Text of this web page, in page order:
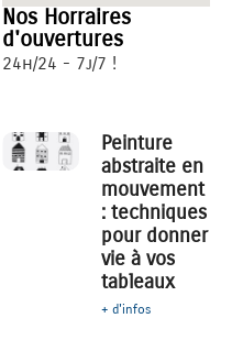
Nos Horraires
d'ouvertures
24h/24 - 7j/7 !
Peinture
abstraite en
mouvement
: techniques
pour donner
vie à vos
tableaux
+ d'infos